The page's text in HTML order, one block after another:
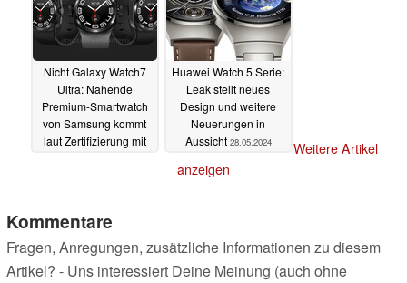
Nicht Galaxy Watch7
Ultra: Nahende
Premium-Smartwatch
von Samsung kommt
laut Zertifizierung mit
Huawei Watch 5 Serie:
Leak stellt neues
Design und weitere
Neuerungen in
Aussicht 28.05.2024
Weitere Artikel
anzeigen
Kommentare
Fragen, Anregungen, zusätzliche Informationen zu diesem
Artikel? - Uns interessiert Deine Meinung (auch ohne